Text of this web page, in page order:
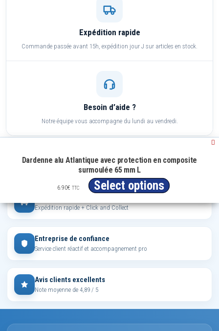
Expédition rapide
Commande passée avant 15h, expédition jour J sur articles en stock.
Besoin d’aide ?
Notre équipe vous accompagne du lundi au vendredi.
Dardenne alu Atlantique avec protection en composite
surmoulée 65 mm L
6.90€ TTC Select options
Paiement sécurisé
CB, Visa, Mastercard, PayPal, virement
Expédition rapide + Click and Collect
Entreprise de confiance
Service client réactif et accompagnement pro
Avis clients excellents
Note moyenne de 4,89 / 5